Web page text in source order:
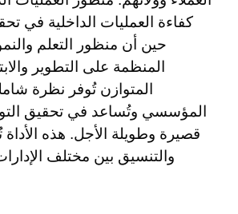
كفاءة العمليات الداخلية في
حين أن منظور التعلم
المنظمة على التطوير
المتوازن تُوفر نظرة
المؤسسي وتُساعد في تحقيق
قصيرة وطويلة الأجل. هذه
والتنسيق بين مختلف